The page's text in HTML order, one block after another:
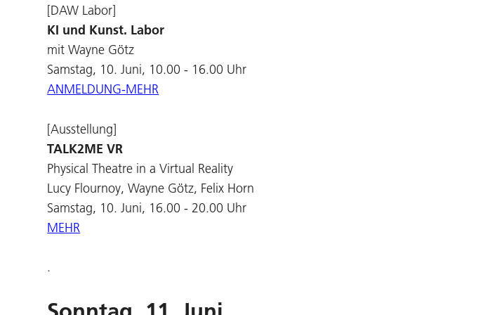
[DAW Labor]
KI und Kunst. Labor
mit Wayne Götz
Samstag, 10. Juni, 10.00 - 16.00 Uhr
ANMELDUNG-MEHR
[Ausstellung]
TALK2ME VR
Physical Theatre in a Virtual Reality
Lucy Flournoy, Wayne Götz, Felix Horn
Samstag, 10. Juni, 16.00 - 20.00 Uhr
MEHR
.